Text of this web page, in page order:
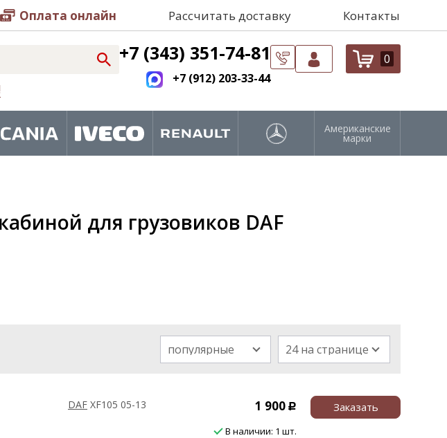
Оплата онлайн Рассчитать доставку Контакты
+7 (343) 351-74-81
+7 (912) 203-33-44
0
Американские
марки
для грузовиков DAF
популярные 24 на странице
DAF XF105 05-13 1 900 Р
В наличии: 1 шт.
Заказать